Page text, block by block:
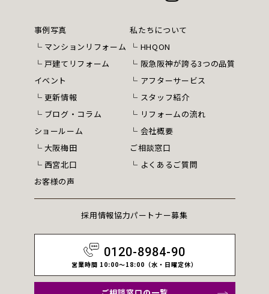
事例写真
マンションリフォーム
戸建てリフォーム
イベント
更新情報
ブログ・コラム
ショールーム
大阪梅田
西宮北口
お客様の声
私たちについて
HHQON
阪急阪神が誇る3つの品質
アフターサービス
スタッフ紹介
リフォームの流れ
会社概要
ご相談窓口
よくあるご質問
採用情報協力パートナー募集
0120-8984-90
営業時間 10:00～18:00（水・日曜定休）